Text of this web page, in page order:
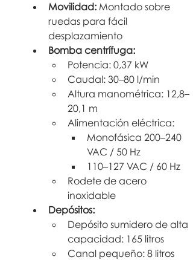
Movilidad: Montado sobre
ruedas para fácil
desplazamiento
Bomba centrífuga:
Potencia: 0,37 kW
Caudal: 30–80 l/min
Altura manométrica: 12,8–
20,1 m
Alimentación eléctrica:
Monofásica 200–240
VAC / 50 Hz
110–127 VAC / 60 Hz
Rodete de acero
inoxidable
Depósitos:
Depósito sumidero de alta
capacidad: 165 litros
Canal pequeño: 8 litros